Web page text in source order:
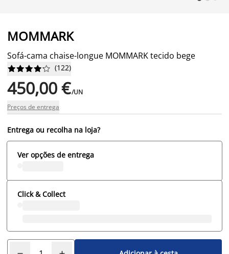
MOMMARK
Sofá-cama chaise-longue MOMMARK tecido bege





 (122)
450,00 €/UN
Preços de entrega
Entrega ou recolha na loja?
Ver opções de entrega
Click & Collect